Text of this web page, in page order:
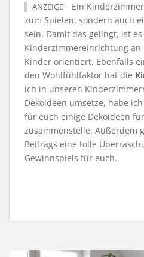
ANZEIGE
Ein
zum Spielen, sondern auch
sein. Damit das gelingt, ist
Kinderzimmereinrichtung
Kinder orientiert. Ebenfalls
den Wohlfühlfaktor hat die
ich in unseren
Dekoideen umsetze, habe
für euch einige Dekoideen
zusammenstelle. Außerdem
Beitrags eine tolle
Gewinnspiels für euch.